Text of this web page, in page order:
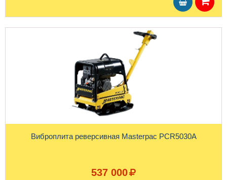
Виброплита реверсивная Masterpac PCR5030A
537 000